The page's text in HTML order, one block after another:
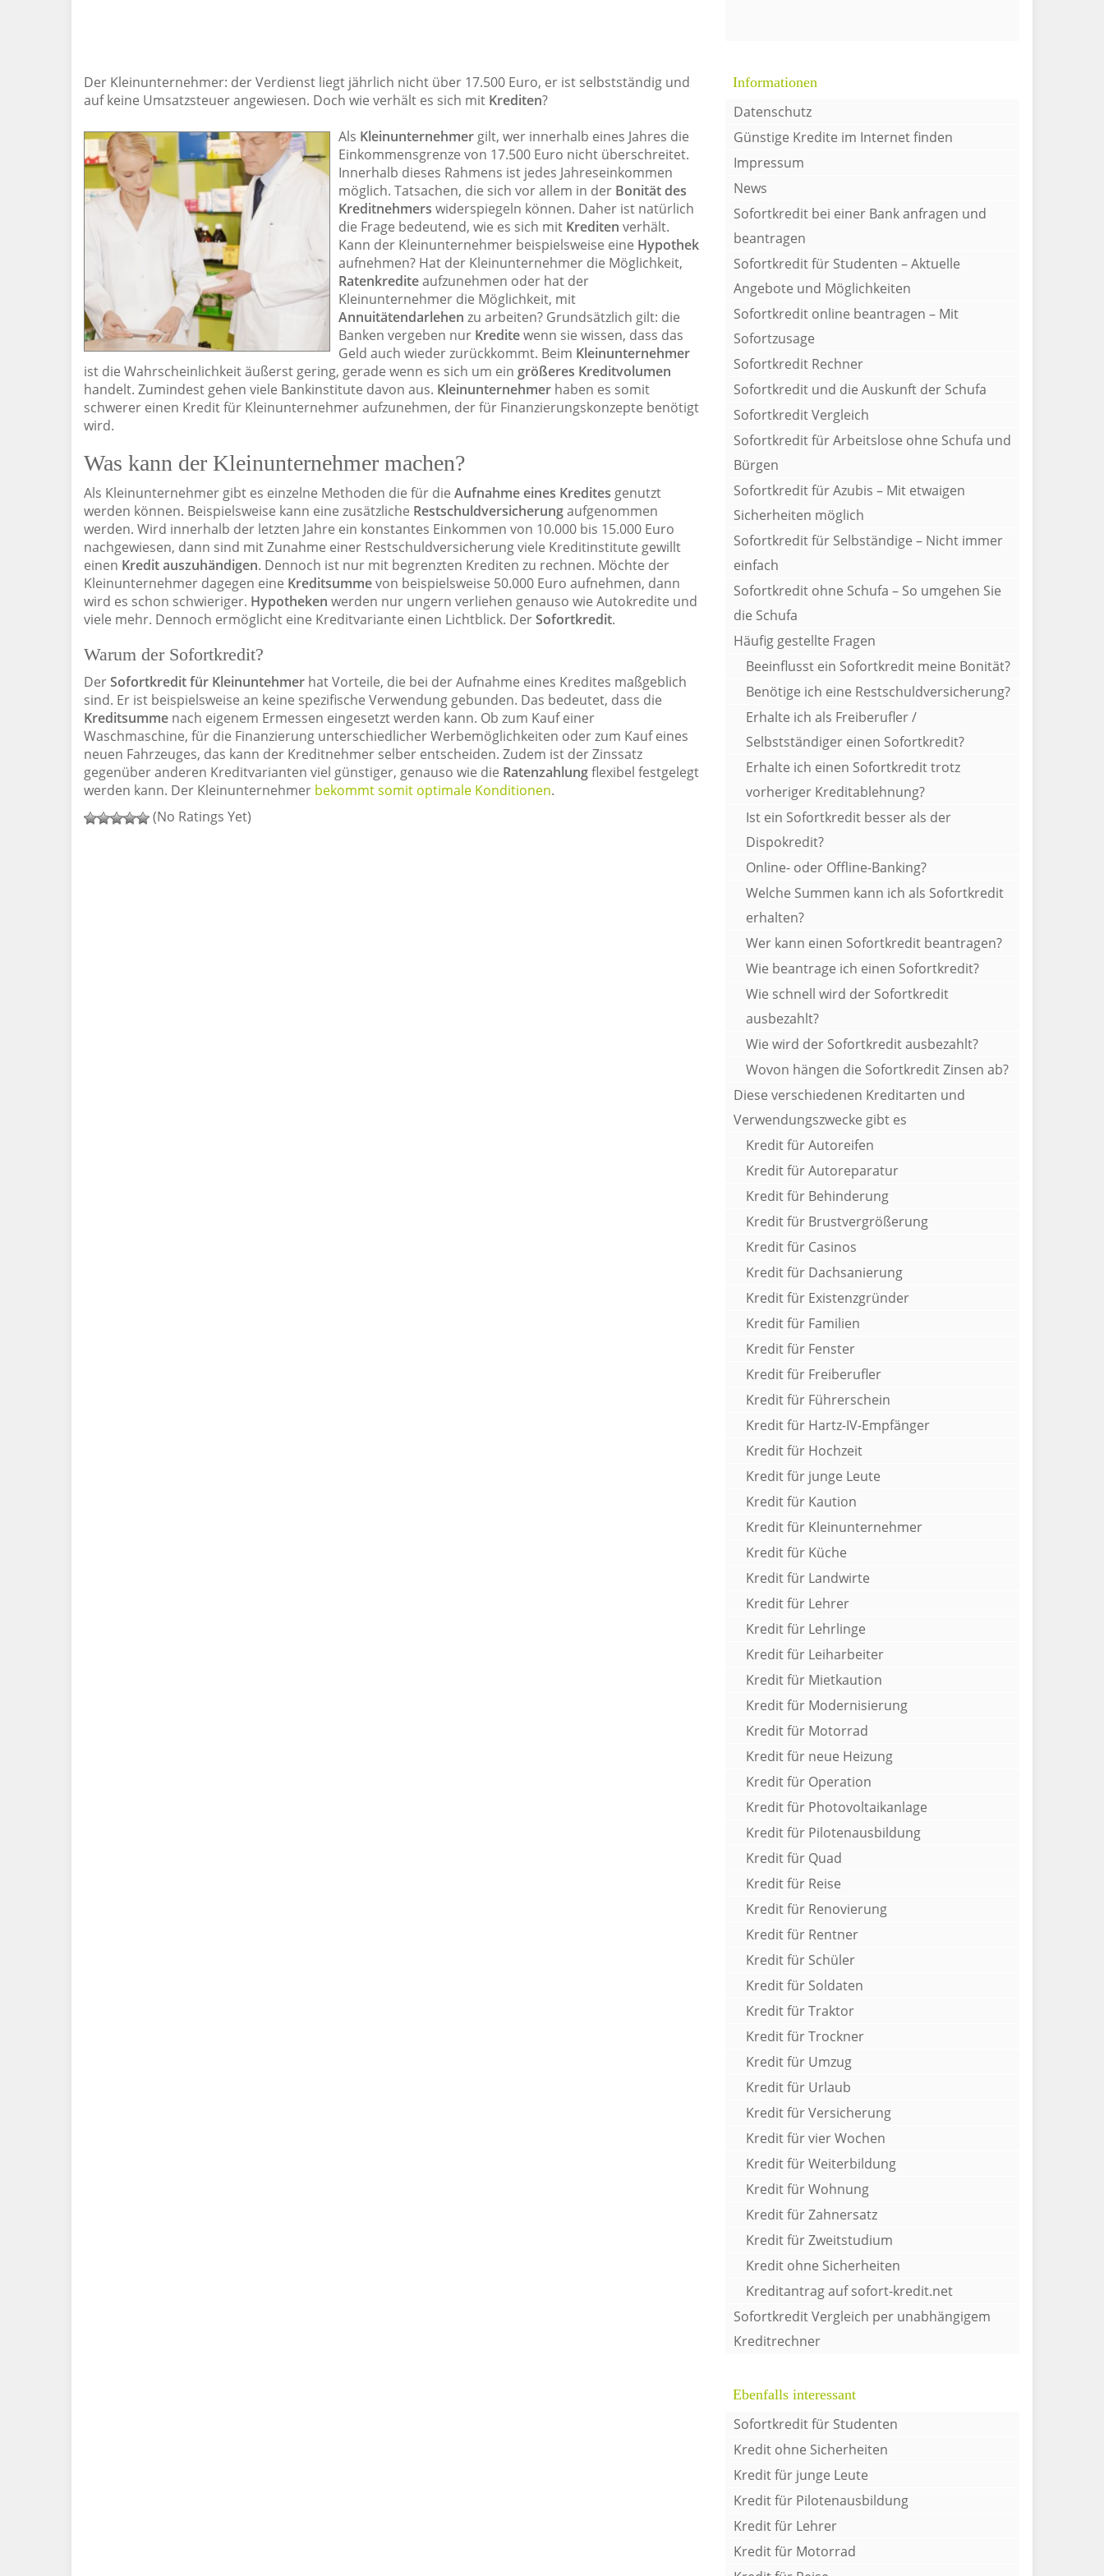
Der Kleinunternehmer: der Verdienst liegt jährlich nicht über 17.500 Euro, er ist selbstständig und
auf keine Umsatzsteuer angewiesen. Doch wie verhält es sich mit Krediten?
Als Kleinunternehmer gilt, wer innerhalb eines Jahres die
Einkommensgrenze von 17.500 Euro nicht überschreitet.
Innerhalb dieses Rahmens ist jedes Jahreseinkommen
möglich. Tatsachen, die sich vor allem in der Bonität des
Kreditnehmers widerspiegeln können. Daher ist natürlich
die Frage bedeutend, wie es sich mit Krediten verhält.
Kann der Kleinunternehmer beispielsweise eine Hypothek
aufnehmen? Hat der Kleinunternehmer die Möglichkeit,
Ratenkrediteaufzunehmen oder hat der
Kleinunternehmer die Möglichkeit, mit
Annuitätendarlehen zu arbeiten? Grundsätzlich gilt: die
Banken vergeben nur Kreditewenn sie wissen, dass das
Geld auch wieder zurückkommt. Beim Kleinunternehmer
ist die Wahrscheinlichkeit äußerst gering, gerade wenn es sich um ein größeres Kreditvolumen
handelt. Zumindest gehen viele Bankinstitute davon aus. Kleinunternehmer haben es somit
schwerer einen Kredit für Kleinunternehmer aufzunehmen, der für Finanzierungskonzepte benötigt
wird.
Was kann der Kleinunternehmer machen?
Als Kleinunternehmer gibt es einzelne Methoden die für die Aufnahme eines Kredites genutzt
werden können. Beispielsweise kann eine zusätzliche Restschuldversicherungaufgenommen
werden. Wird innerhalb der letzten Jahre ein konstantes Einkommen von 10.000 bis 15.000 Euro
nachgewiesen, dann sind mit Zunahme einer Restschuldversicherung viele Kreditinstitute gewillt
einen Kredit auszuhändigen. Dennoch ist nur mit begrenzten Krediten zu rechnen. Möchte der
Kleinunternehmer dagegen eine Kreditsummevon beispielsweise 50.000 Euro aufnehmen, dann
wird es schon schwieriger. Hypotheken werden nur ungern verliehen genauso wie Autokredite und
viele mehr. Dennoch ermöglicht eine Kreditvariante einen Lichtblick. DerSofortkredit.
Warum der Sofortkredit?
DerSofortkredit für Kleinuntehmer hat Vorteile, die bei der Aufnahme eines Kredites maßgeblich
sind. Er ist beispielsweise an keine spezifische Verwendung gebunden. Das bedeutet, dass die
Kreditsumme nach eigenem Ermessen eingesetzt werden kann. Ob zum Kauf einer
Waschmaschine, für die Finanzierung unterschiedlicher Werbemöglichkeiten oder zum Kauf eines
neuen Fahrzeuges, das kann der Kreditnehmer selber entscheiden. Zudem ist der Zinssatz
gegenüber anderen Kreditvarianten viel günstiger, genauso wie die Ratenzahlungflexibel festgelegt
werden kann. Der Kleinunternehmer bekommt somit optimale Konditionen.
(No Ratings Yet)
Informationen
Datenschutz
Günstige Kredite im Internet finden
Impressum
News
Sofortkredit bei einer Bank anfragen und
beantragen
Sofortkredit für Studenten – Aktuelle
Angebote und Möglichkeiten
Sofortkredit online beantragen – Mit
Sofortzusage
Sofortkredit Rechner
Sofortkredit und die Auskunft der Schufa
Sofortkredit Vergleich
Sofortkredit für Arbeitslose ohne Schufa und
Bürgen
Sofortkredit für Azubis – Mit etwaigen
Sicherheiten möglich
Sofortkredit für Selbständige – Nicht immer
einfach
Sofortkredit ohne Schufa – So umgehen Sie
die Schufa
Häufig gestellte Fragen
Beeinflusst ein Sofortkredit meine Bonität?
Benötige ich eine Restschuldversicherung?
Erhalte ich als Freiberufler /
Selbstständiger einen Sofortkredit?
Erhalte ich einen Sofortkredit trotz
vorheriger Kreditablehnung?
Ist ein Sofortkredit besser als der
Dispokredit?
Online- oder Offline-Banking?
Welche Summen kann ich als Sofortkredit
erhalten?
Wer kann einen Sofortkredit beantragen?
Wie beantrage ich einen Sofortkredit?
Wie schnell wird der Sofortkredit
ausbezahlt?
Wie wird der Sofortkredit ausbezahlt?
Wovon hängen die Sofortkredit Zinsen ab?
Diese verschiedenen Kreditarten und
Verwendungszwecke gibt es
Kredit für Autoreifen
Kredit für Autoreparatur
Kredit für Behinderung
Kredit für Brustvergrößerung
Kredit für Casinos
Kredit für Dachsanierung
Kredit für Existenzgründer
Kredit für Familien
Kredit für Fenster
Kredit für Freiberufler
Kredit für Führerschein
Kredit für Hartz-IV-Empfänger
Kredit für Hochzeit
Kredit für junge Leute
Kredit für Kaution
Kredit für Kleinunternehmer
Kredit für Küche
Kredit für Landwirte
Kredit für Lehrer
Kredit für Lehrlinge
Kredit für Leiharbeiter
Kredit für Mietkaution
Kredit für Modernisierung
Kredit für Motorrad
Kredit für neue Heizung
Kredit für Operation
Kredit für Photovoltaikanlage
Kredit für Pilotenausbildung
Kredit für Quad
Kredit für Reise
Kredit für Renovierung
Kredit für Rentner
Kredit für Schüler
Kredit für Soldaten
Kredit für Traktor
Kredit für Trockner
Kredit für Umzug
Kredit für Urlaub
Kredit für Versicherung
Kredit für vier Wochen
Kredit für Weiterbildung
Kredit für Wohnung
Kredit für Zahnersatz
Kredit für Zweitstudium
Kredit ohne Sicherheiten
Kreditantrag auf sofort-kredit.net
Sofortkredit Vergleich per unabhängigem
Kreditrechner
Ebenfalls interessant
Sofortkredit für Studenten
Kredit ohne Sicherheiten
Kredit für junge Leute
Kredit für Pilotenausbildung
Kredit für Lehrer
Kredit für Motorrad